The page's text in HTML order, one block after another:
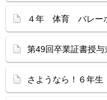
４年 体育 バレー
第49回卒業証書授与
さようなら！６年